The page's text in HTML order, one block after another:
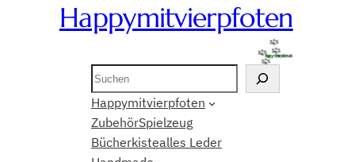
Happymitvierpfoten
Suchen
Happymitvierpfoten
ZubehörSpielzeug
Bücherkistealles Leder